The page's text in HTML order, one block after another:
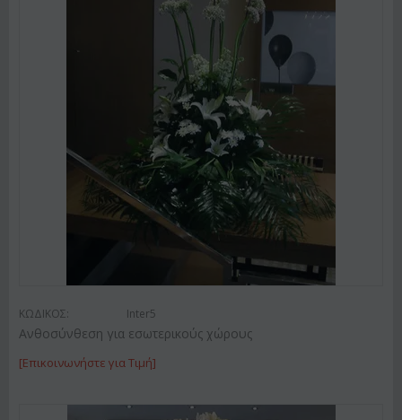
ΚΩΔΙΚΟΣ: Inter5
Ανθοσύνθεση για εσωτερικούς χώρους
[Επικοινωνήστε για Τιμή]